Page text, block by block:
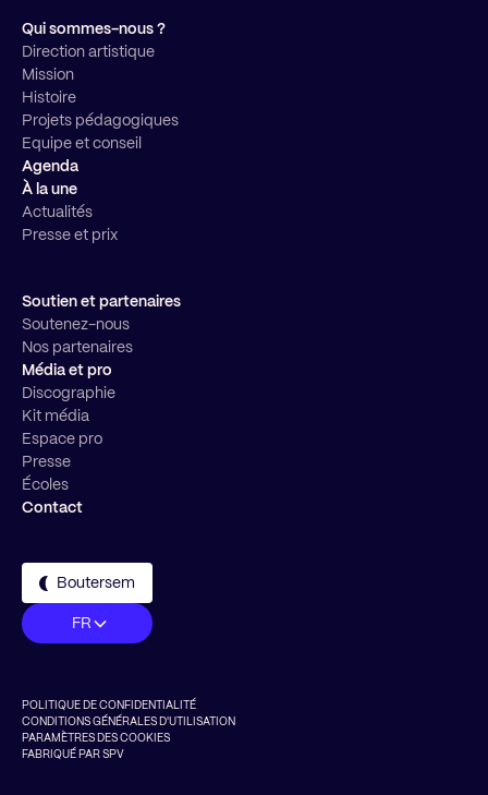
Qui sommes-nous ?
Direction artistique
Mission
Histoire
Projets pédagogiques
Equipe et conseil
Agenda
À la une
Actualités
Presse et prix
Soutien et partenaires
Soutenez-nous
Nos partenaires
Média et pro
Discographie
Kit média
Espace pro
Presse
Écoles
Contact
Boutersem
FR
FABRIQUÉ PAR SPV
POLITIQUE DE CONFIDENTIALITÉ
CONDITIONS GÉNÉRALES D'UTILISATION
PARAMÈTRES DES COOKIES